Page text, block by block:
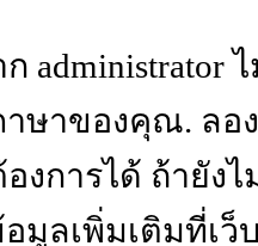
ก
ษาของคุณ. ลอง
งการได้ ถ้ายัง
มูลเพิ่มเติมที่เว็